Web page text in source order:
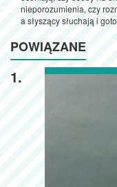
nieporozumienia, czy
a słyszący słuchają i
POWIĄZANE
1.